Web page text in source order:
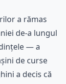
a rămas
de-a lungul
— a
de curse
a decis că